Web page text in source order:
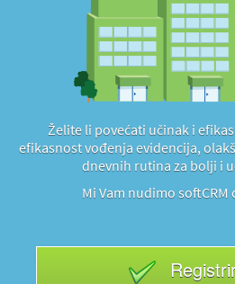
Želite li povećati učinak i
efikasnost vođenja evidencija,
dnevnih rutina za bolji i
Mi Vam nudimo